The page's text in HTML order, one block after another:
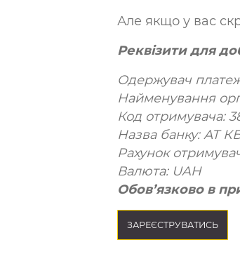
Але якщо у вас
Реквізити для
Одержувач
Найменування
Код отримувача:
Назва банку: АТ
Рахунок
Валюта: UAH
Обов’язково в
ЗАРЕЄСТРУВАТИСЬ